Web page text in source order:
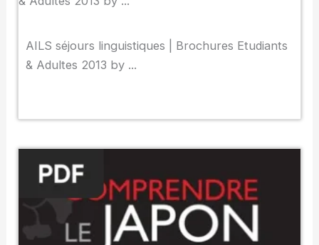
AILS séjours linguistiques | Brochures Etudiants
& Adultes 2013 by ...